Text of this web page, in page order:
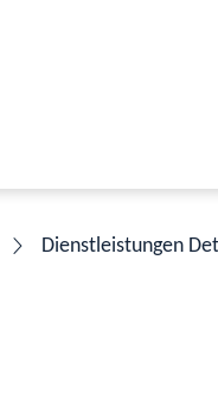
Dienstleistungen